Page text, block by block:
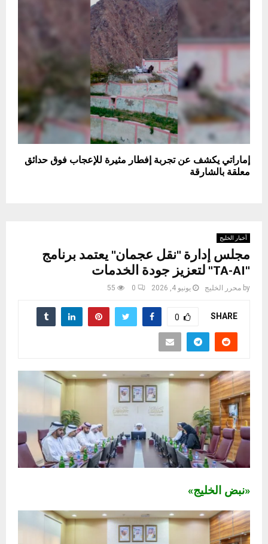
إماراتي يكشف عن تجربة إفطار مثيرة للإعجاب فوق حدائق
معلقة بالشارقة
أخبار الخليج
مجلس إدارة "نقل عجمان" يعتمد برنامج
"TA-AI" لتعزيز جودة الخدمات
by محرر الخليج يونيو 4, 2026 0
55
SHARE
0
«نبض الخليج»